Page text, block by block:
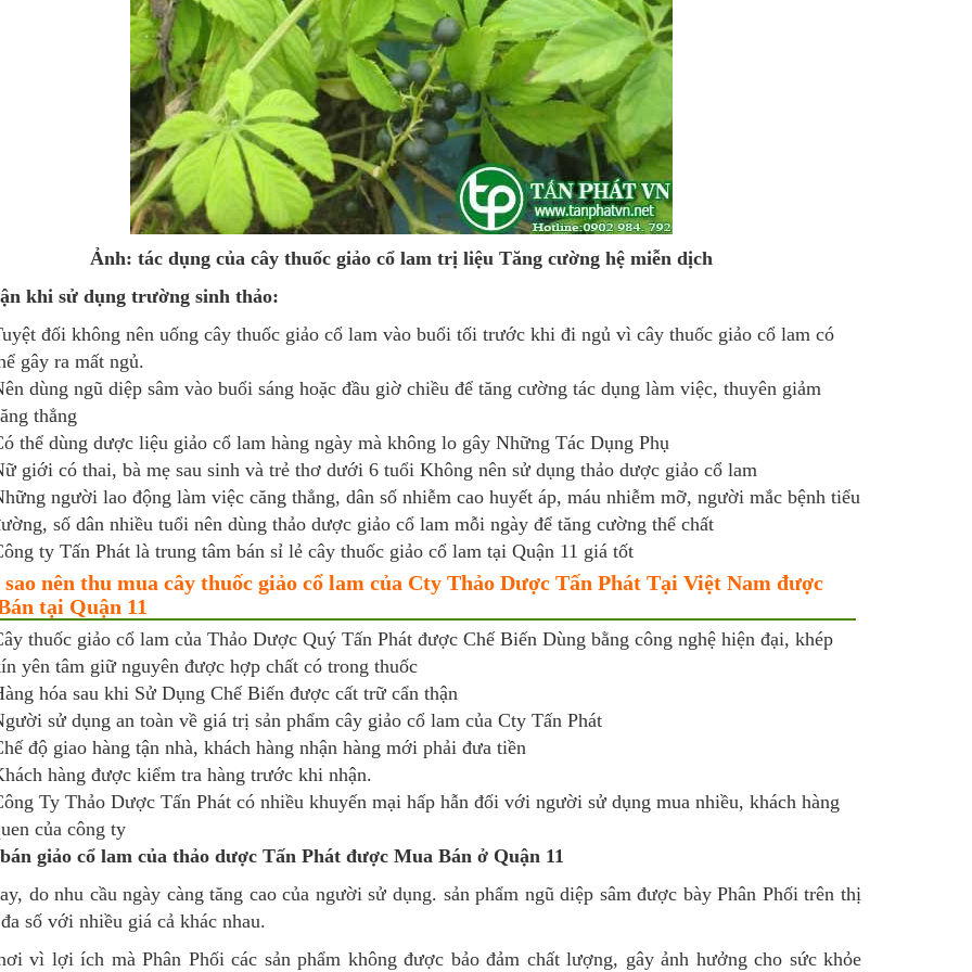
Ảnh: tác dụng của cây thuốc giảo cổ lam trị liệu Tăng cường hệ miễn dịch
khi sử dụng trường sinh thảo:
đối không nên uống cây thuốc giảo cổ lam vào buổi tối trước khi đi ngủ vì cây thuốc giảo cổ lam có
gây ra mất ngủ.
dùng ngũ diệp sâm vào buổi sáng hoặc đầu giờ chiều để tăng cường tác dụng làm việc, thuyên giảm
thẳng
thể dùng dược liệu giảo cổ lam hàng ngày mà không lo gây Những Tác Dụng Phụ
giới có thai, bà mẹ sau sinh và trẻ thơ dưới 6 tuổi Không nên sử dụng thảo dược giảo cổ lam
người lao động làm việc căng thẳng, dân số nhiễm cao huyết áp, máu nhiễm mỡ, người mắc bệnh tiểu
số dân nhiều tuổi nên dùng thảo dược giảo cổ lam mỗi ngày để tăng cường thể chất
ty Tấn Phát là trung tâm bán sỉ lẻ cây thuốc giảo cổ lam tại Quận 11 giá tốt
nên thu mua cây thuốc giảo cổ lam của Cty Thảo Dược Tấn Phát Tại Việt Nam được
tại Quận 11
thuốc giảo cổ lam của Thảo Dược Quý Tấn Phát được Chế Biến Dùng bằng công nghệ hiện đại, khép
yên tâm giữ nguyên được hợp chất có trong thuốc
hóa sau khi Sử Dụng Chế Biến được cất trữ cẩn thận
sử dụng an toàn về giá trị sản phẩm cây giảo cổ lam của Cty Tấn Phát
độ giao hàng tận nhà, khách hàng nhận hàng mới phải đưa tiền
hàng được kiểm tra hàng trước khi nhận.
Ty Thảo Dược Tấn Phát có nhiều khuyến mại hấp hẫn đối với người sử dụng mua nhiều, khách hàng
của công ty
giảo cổ lam của thảo dược Tấn Phát được Mua Bán ở Quận 11
do nhu cầu ngày càng tăng cao của người sử dụng. sản phẩm ngũ diệp sâm được bày Phân Phối trên thị
số với nhiều giá cả khác nhau.
vì lợi ích mà Phân Phối các sản phẩm không được bảo đảm chất lượng, gây ảnh hưởng cho sức khỏe